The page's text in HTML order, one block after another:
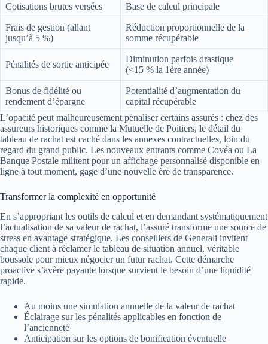
Cotisations brutes versées Base de calcul principale
Frais de gestion (allant
jusqu’à 5 %)
Réduction proportionnelle de la
somme récupérable
Pénalités de sortie anticipée
Diminution parfois drastique
(<15 % la 1ère année)
Bonus de fidélité ou
rendement d’épargne
Potentialité d’augmentation du
capital récupérable
L’opacité peut malheureusement pénaliser certains assurés : chez des
assureurs historiques comme la Mutuelle de Poitiers, le détail du
tableau de rachat est caché dans les annexes contractuelles, loin du
regard du grand public. Les nouveaux entrants comme Covéa ou La
Banque Postale militent pour un affichage personnalisé disponible en
ligne à tout moment, gage d’une nouvelle ère de transparence.
Transformer la complexité en opportunité
En s’appropriant les outils de calcul et en demandant systématiquement
l’actualisation de sa valeur de rachat, l’assuré transforme une source de
stress en avantage stratégique. Les conseillers de Generali invitent
chaque client à réclamer le tableau de situation annuel, véritable
boussole pour mieux négocier un futur rachat. Cette démarche
proactive s’avère payante lorsque survient le besoin d’une liquidité
rapide.
Au moins une simulation annuelle de la valeur de rachat
Éclairage sur les pénalités applicables en fonction de
l’ancienneté
Anticipation sur les options de bonification éventuelle